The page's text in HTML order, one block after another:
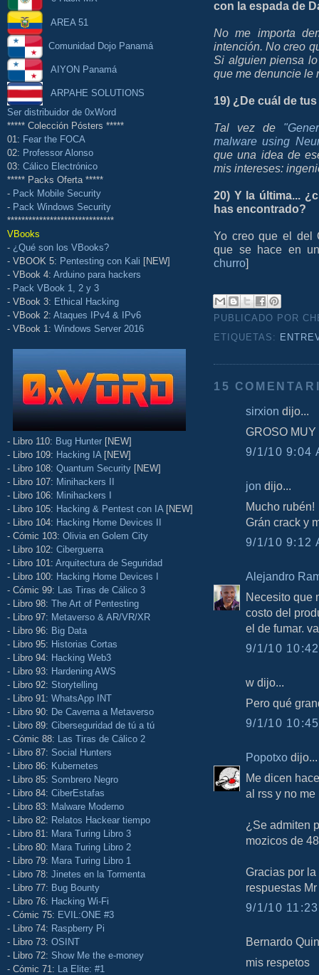
AREA 51
Comunidad Dojo Panamá
AIYON Panamá
ARPAHE SOLUTIONS
Ser distribuidor de 0xWord
***** Colección Pósters *****
01: Fear the FOCA
02: Professor Alonso
03: Cálico Electrónico
***** Packs Oferta *****
- Pack Mobile Security
- Pack Windows Security
******************************
VBooks
- ¿Qué son los VBooks?
- VBOOK 5: Pentesting con Kali [NEW]
- VBook 4: Arduino para hackers
- Pack VBook 1, 2 y 3
- VBook 3: Ethical Hacking
- VBook 2: Ataques IPv4 & IPv6
- VBook 1: Windows Server 2016
- Libro 110: Bug Hunter [NEW]
- Libro 109: Hacking IA [NEW]
- Libro 108: Quantum Security [NEW]
- Libro 107: Minihackers II
- Libro 106: Minihackers I
- Libro 105: Hacking & Pentest con IA [NEW]
- Libro 104: Hacking Home Devices II
- Cómic 103: Olivia en Golem City
- Libro 102: Ciberguerra
- Libro 101: Arquitectura de Seguridad
- Libro 100: Hacking Home Devices I
- Cómic 99: Las Tiras de Cálico 3
- Libro 98: The Art of Pentesting
- Libro 97: Metaverso & AR/VR/XR
- Libro 96: Big Data
- Libro 95: Historias Cortas
- Libro 94: Hacking Web3
- Libro 93: Hardening AWS
- Libro 92: Storytelling
- Libro 91: WhatsApp INT
- Libro 90: De Caverna a Metaverso
- Libro 89: Ciberseguridad de tú a tú
- Cómic 88: Las Tiras de Cálico 2
- Libro 87: Social Hunters
- Libro 86: Kubernetes
- Libro 85: Sombrero Negro
- Libro 84: CiberEstafas
- Libro 83: Malware Moderno
- Libro 82: Relatos Hackear tiempo
- Libro 81: Mara Turing Libro 3
- Libro 80: Mara Turing Libro 2
- Libro 79: Mara Turing Libro 1
- Libro 78: Jinetes en la Tormenta
- Libro 77: Bug Bounty
- Libro 76: Hacking Wi-Fi
- Cómic 75: EVIL:ONE #3
- Libro 74: Raspberry Pi
- Libro 73: OSINT
- Libro 72: Show Me the e-money
- Cómic 71: La Elite: #1
con la espada de
No me importa
intención. No creo
Si alguien piensa
que me denuncie le
19) ¿De cuál de
Tal vez de
malware using
que una idea de
mis intereses:
20) Y la última...
has encontrado?
Yo creo que el del
que se hace en
churro]
PUBLICADO POR
ETIQUETAS:
15
sirxion dijo...
GROSO MUY
9/1/10 9:04
jon dijo...
Mucho rubén!
Grán crack y
9/1/10 9:12
Alejandro
Necesito que
costo del
el de fumar.
9/1/10
w dijo...
Pero qué
9/1/10
Popotxo dijo...
Me dicen
al rss y no
¿Se admiten
mozicos de
Gracias por
respuestas
9/1/10
Bernardo
mis respetos